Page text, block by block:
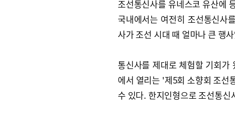
조선통신사를 유네스코 유산에
국내에서는 여전히 조선통신사
사가 조선 시대 때 얼마나 큰 행
통신사를 제대로 체험할 기회가
에서 열리는 '제5회 소향회 조선
수 있다. 한지인형으로 조선통신